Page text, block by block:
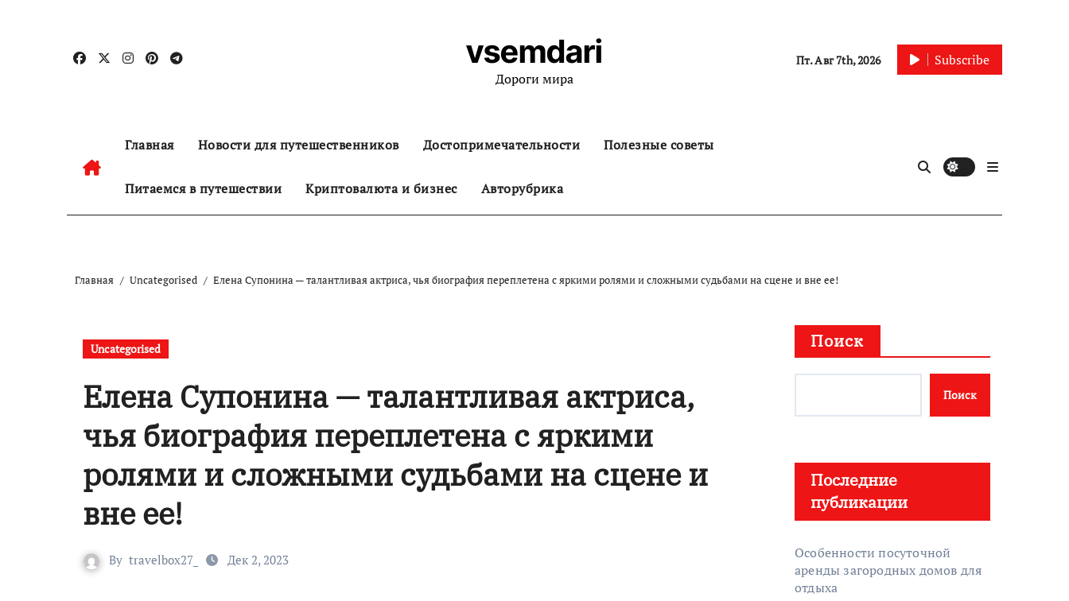
содержанию
vsemdari
Дороги мира
Пт. Авг 7th, 2026 Subscribe
Главная Новости для путешественников Достопримечательности Полезные советы
Питаемся в путешествии Криптовалюта и бизнес Авторубрика
Главная Uncategorised Елена Супонина — талантливая актриса, чья биография переплетена с яркими ролями и сложными судьбами на сцене и вне ее!
Uncategorised
Елена Супонина — талантливая актриса,
чья биография переплетена с яркими
ролями и сложными судьбами на сцене и
вне ее!
By travelbox27_ Дек 2, 2023
Поиск
Поиск
Последние
публикации
Особенности посуточной
аренды загородных домов для
отдыха